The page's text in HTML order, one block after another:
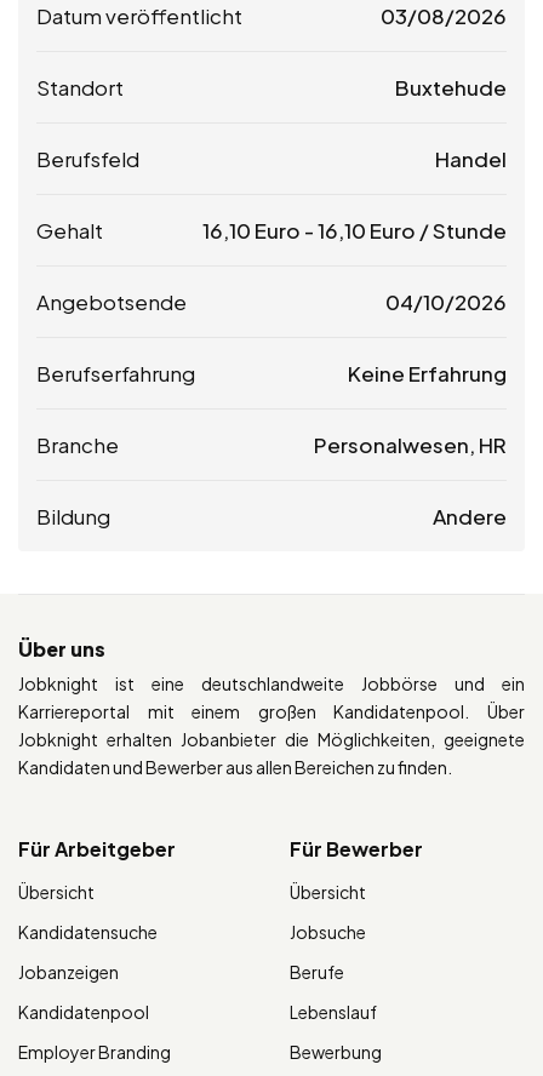
Datum veröffentlicht 03/08/2026
Standort Buxtehude
Berufsfeld Handel
Gehalt 16,10 Euro -16,10 Euro / Stunde
Angebotsende 04/10/2026
Berufserfahrung Keine Erfahrung
Branche Personalwesen, HR
Bildung Andere
Über uns
Jobknight ist eine deutschlandweite Jobbörse und ein
Karriereportal mit einem großen Kandidatenpool. Über
Jobknight erhalten Jobanbieter die Möglichkeiten, geeignete
Kandidaten und Bewerber aus allen Bereichen zu finden.
Für Arbeitgeber
Übersicht
Kandidatensuche
Jobanzeigen
Kandidatenpool
Employer Branding
Für Bewerber
Übersicht
Jobsuche
Berufe
Lebenslauf
Bewerbung